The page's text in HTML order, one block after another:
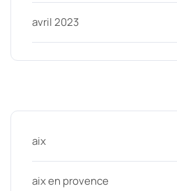
avril 2023
aix
aix en provence